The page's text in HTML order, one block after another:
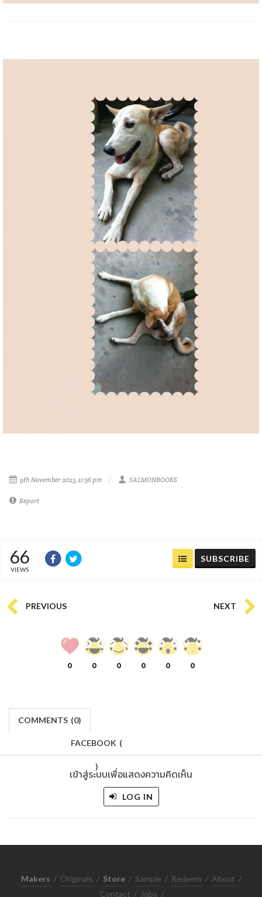
9th November 2025, 11:56 pm SALMONBOOKS
Report
66
VIEWS
SUBSCRIBE
PREVIOUS NEXT
0 0 0 0 0 0
COMMENTS (0)
FACEBOOK (
)
เข้าสู่ระบบเพื่อแสดงความคิดเห็น
LOG IN
Makers / Originals / Store / Sample / Redeem / About /
Contact / Jobs /